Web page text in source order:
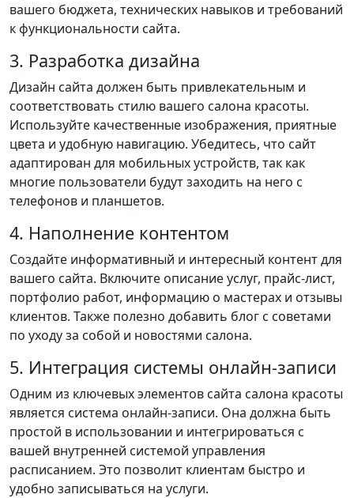
вашего бюджета, технических навыков и требований
к функциональности сайта.
3. Разработка дизайна
Дизайн сайта должен быть привлекательным и
соответствовать стилю вашего салона красоты.
Используйте качественные изображения, приятные
цвета и удобную навигацию. Убедитесь, что сайт
адаптирован для мобильных устройств, так как
многие пользователи будут заходить на него с
телефонов и планшетов.
4. Наполнение контентом
Создайте информативный и интересный контент для
вашего сайта. Включите описание услуг, прайс-лист,
портфолио работ, информацию о мастерах и отзывы
клиентов. Также полезно добавить блог с советами
по уходу за собой и новостями салона.
5. Интеграция системы онлайн-записи
Одним из ключевых элементов сайта салона красоты
является система онлайн-записи. Она должна быть
простой в использовании и интегрироваться с
вашей внутренней системой управления
расписанием. Это позволит клиентам быстро и
удобно записываться на услуги.